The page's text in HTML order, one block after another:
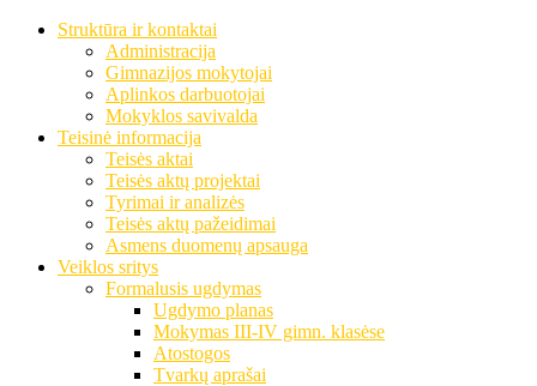
Struktūra ir kontaktai
Administracija
Gimnazijos mokytojai
Aplinkos darbuotojai
Mokyklos savivalda
Teisinė informacija
Teisės aktai
Teisės aktų projektai
Tyrimai ir analizės
Teisės aktų pažeidimai
Asmens duomenų apsauga
Veiklos sritys
Formalusis ugdymas
Ugdymo planas
Mokymas III-IV gimn. klasėse
Atostogos
Tvarkų aprašai